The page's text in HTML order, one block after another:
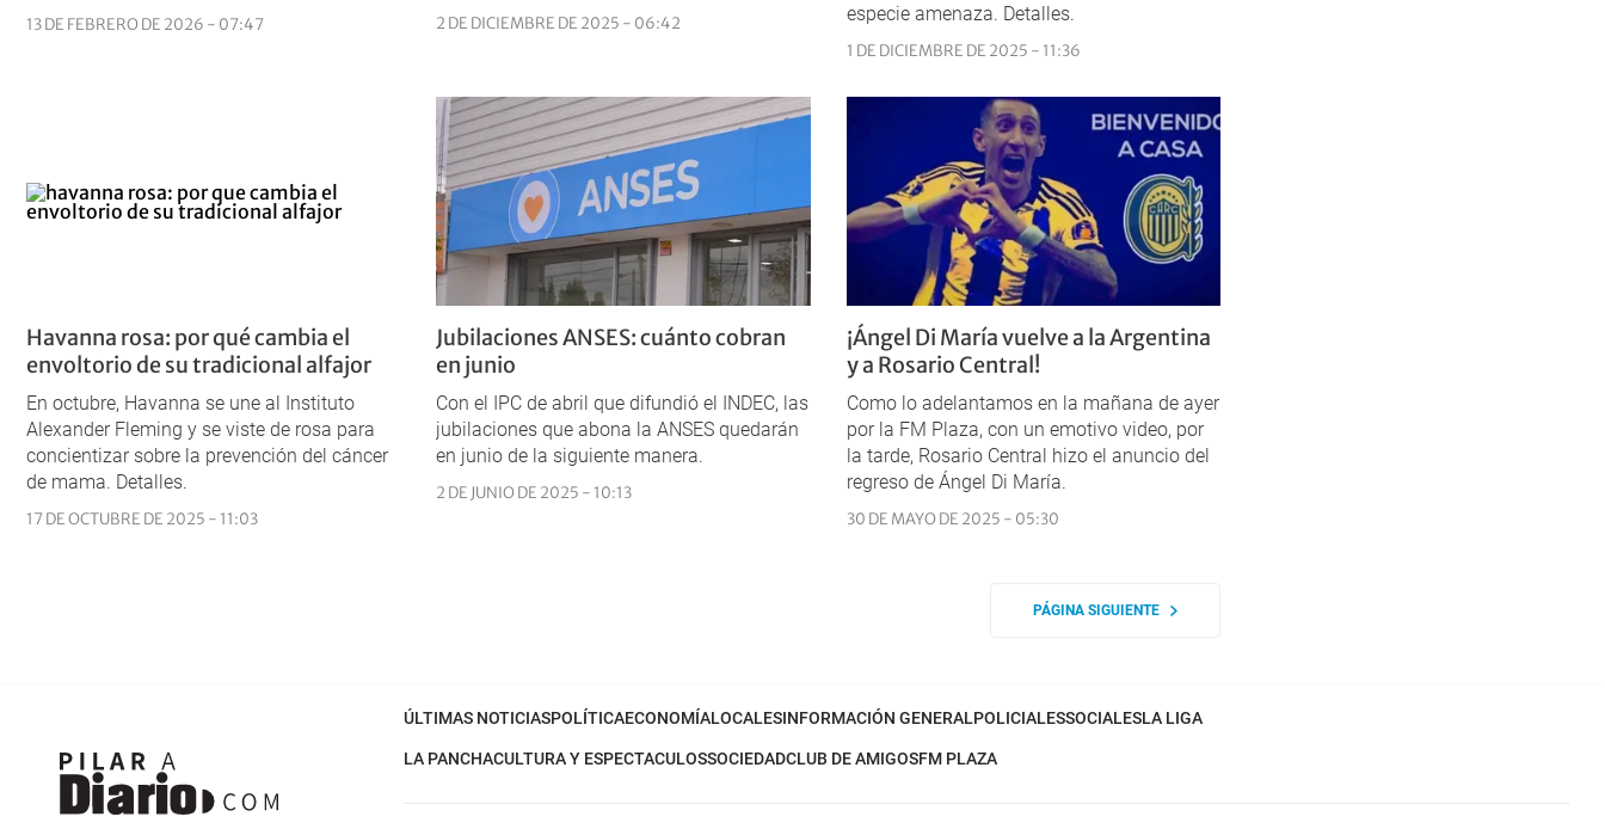
13 DE FEBRERO DE 2026 - 07:47 2 DE DICIEMBRE DE 2025 - 06:42
especie amenaza. Detalles.
1 DE DICIEMBRE DE 2025 - 11:36
Havanna rosa: por qué cambia el
envoltorio de su tradicional alfajor
En octubre, Havanna se une al Instituto
Alexander Fleming y se viste de rosa para
concientizar sobre la prevención del cáncer
de mama. Detalles.
17 DE OCTUBRE DE 2025 - 11:03
Jubilaciones ANSES: cuánto cobran
en junio
Con el IPC de abril que difundió el INDEC, las
jubilaciones que abona la ANSES quedarán
en junio de la siguiente manera.
2 DE JUNIO DE 2025 - 10:13
¡Ángel Di María vuelve a la Argentina
y a Rosario Central!
Como lo adelantamos en la mañana de ayer
por la FM Plaza, con un emotivo video, por
la tarde, Rosario Central hizo el anuncio del
regreso de Ángel Di María.
30 DE MAYO DE 2025 - 05:30
PÁGINA SIGUIENTE
ÚLTIMAS NOTICIASPOLÍTICAECONOMÍALOCALESINFORMACIÓN GENERALPOLICIALESSOCIALESLA LIGA
LA PANCHACULTURA Y ESPECTACULOSSOCIEDADCLUB DE AMIGOSFM PLAZA